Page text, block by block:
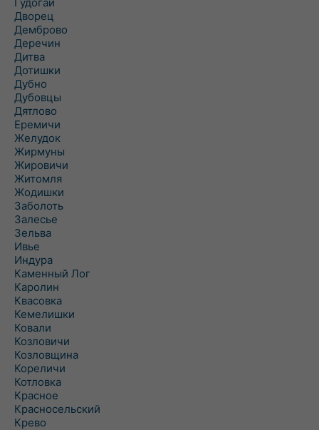
Дворец
Демброво
Деречин
Дитва
Дотишки
Дубно
Дубовцы
Дятлово
Еремичи
Желудок
Жирмуны
Жировичи
Житомля
Жодишки
Заболоть
Залесье
Зельва
Ивье
Индура
Каменный Лог
Каролин
Квасовка
Кемелишки
Ковали
Козловичи
Козловщина
Кореличи
Котловка
Красное
Красносельский
Крево